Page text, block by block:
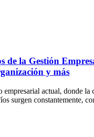
de la Gestión
y más
actual, donde la
surgen constantemente,